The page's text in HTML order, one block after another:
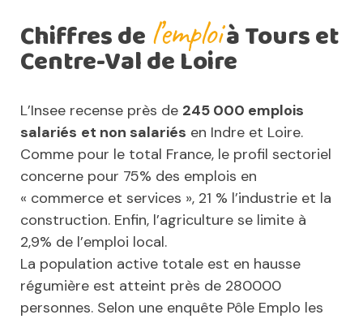
Chiffres de l’emploià Tours et
Centre-Val de Loire
L’Insee recense près de 245 000 emplois
salariés et non salariés en Indre et Loire.
Comme pour le total France, le profil sectoriel
concerne pour 75% des emplois en
« commerce et services », 21 % l’industrie et la
construction. Enfin, l’agriculture se limite à
2,9% de l’emploi local.
La population active totale est en hausse
régumière est atteint près de 280000
personnes. Selon une enquête Pôle Emplo les